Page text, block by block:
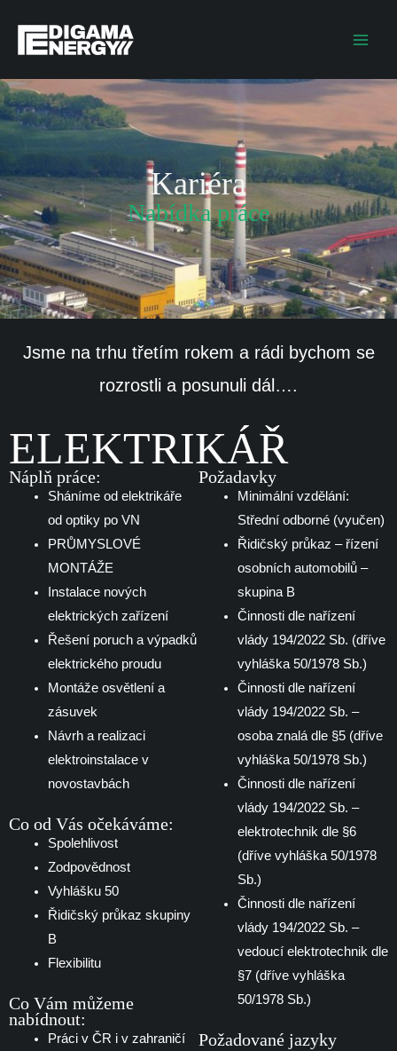
obsah
Kariéra
Nabídka práce
Jsme na trhu třetím rokem a rádi bychom se
rozrostli a posunuli dál….
ELEKTRIKÁŘ
Náplň práce:
Sháníme od elektrikáře
od optiky po VN
PRŮMYSLOVÉ
MONTÁŽE
Instalace nových
elektrických zařízení
Řešení poruch a výpadků
elektrického proudu
Montáže osvětlení a
zásuvek
Návrh a realizaci
elektroinstalace v
novostavbách
Co od Vás očekáváme:
Spolehlivost
Zodpovědnost
Vyhlášku 50
Řidičský průkaz skupiny
B
Flexibilitu
Co Vám můžeme
nabídnout:
Práci v ČR i v zahraničí
Požadavky
Minimální vzdělání:
Střední odborné (vyučen)
Řidičský průkaz – řízení
osobních automobilů –
skupina B
Činnosti dle nařízení
vlády 194/2022 Sb. (dříve
vyhláška 50/1978 Sb.)
Činnosti dle nařízení
vlády 194/2022 Sb. –
osoba znalá dle §5 (dříve
vyhláška 50/1978 Sb.)
Činnosti dle nařízení
vlády 194/2022 Sb. –
elektrotechnik dle §6
(dříve vyhláška 50/1978
Sb.)
Činnosti dle nařízení
vlády 194/2022 Sb. –
vedoucí elektrotechnik dle
§7 (dříve vyhláška
50/1978 Sb.)
Požadované jazyky